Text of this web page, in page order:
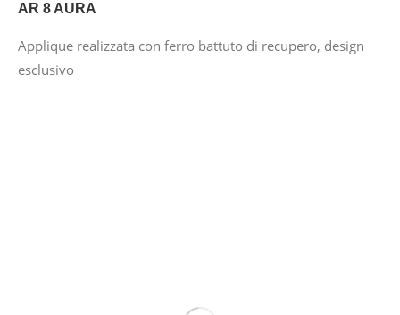
AR 8 AURA
Applique realizzata con ferro battuto di recupero, design
esclusivo